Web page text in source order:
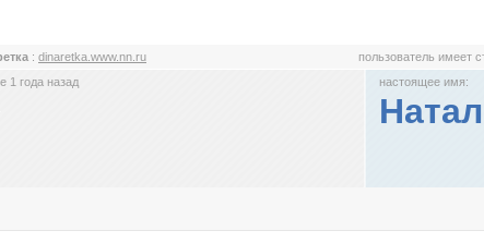
: dinaretka.www.nn.ru пользователь имеет
1 года назад
настоящее имя: